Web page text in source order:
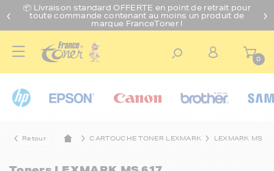
📦 Livraison standard OFFERTE en point de retrait pour
toute commande contenant au moins un produit de
marque FranceToner !
0
Retour CARTOUCHE TONER LEXMARK LEXMARK MS